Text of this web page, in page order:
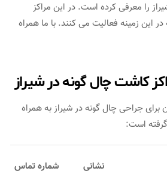
را معرفی کرده است. در این مراکز
این زمینه فعالیت می کنند. با ما همراه
کاشت چال گونه در شیراز
برای جراحی چال گونه در شیراز به همراه
است:
نشانی شماره تماس